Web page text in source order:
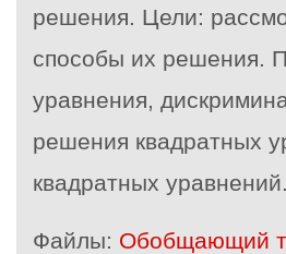
решения. Цели:
способы их решения.
уравнения,
решения квадратных
квадратных уравнений.
Файлы: Обобщающий